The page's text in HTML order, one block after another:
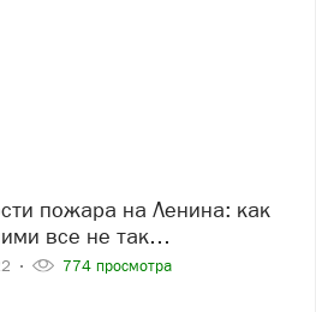
все не так…
774 просмотра